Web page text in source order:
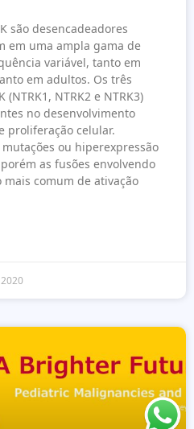
são desencadeadores
em uma ampla gama de
variável, tanto em
em adultos. Os três
NTRK2 e NTRK3)
no desenvolvimento
proliferação celular.
ou hiperexpressão
as fusões envolvendo
mais comum de ativação